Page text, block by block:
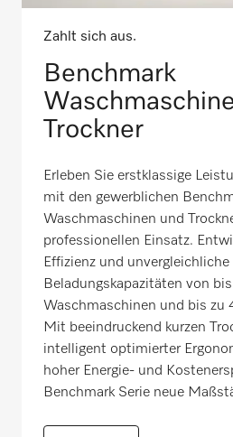
Zahlt sich aus.
Benchmark
Trockner
Erleben Sie erstklassige
mit den gewerblichen
Waschmaschinen und
professionellen Einsatz.
Effizienz und
Beladungskapazitäten von
Waschmaschinen und bis zu
Mit beeindruckend kurzen
intelligent optimierter
hoher Energie- und
Benchmark Serie neue